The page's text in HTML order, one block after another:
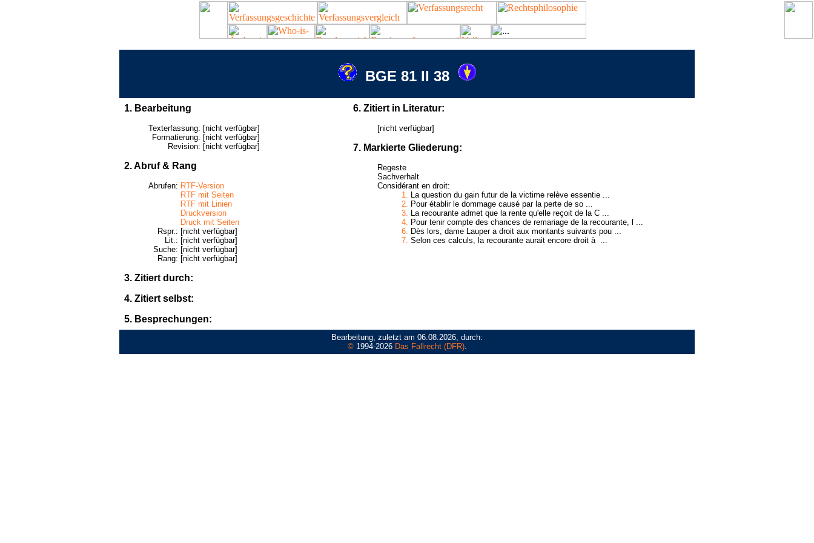
BGE 81 II 38
1. Bearbeitung
Texterfassung: [nicht verfügbar]
Formatierung: [nicht verfügbar]
Revision: [nicht verfügbar]
2. Abruf & Rang
Abrufen: RTF-Version
RTF mit Seiten
RTF mit Linien
Druckversion
Druck mit Seiten
Rspr.: [nicht verfügbar]
Lit.: [nicht verfügbar]
Suche: [nicht verfügbar]
Rang: [nicht verfügbar]
3. Zitiert durch:
4. Zitiert selbst:
5. Besprechungen:
6. Zitiert in Literatur:
[nicht verfügbar]
7. Markierte Gliederung:
Regeste
Sachverhalt
Considérant en droit:
1. La question du gain futur de la victime relève essentie ...
2. Pour établir le dommage causé par la perte de so ...
3. La recourante admet que la rente qu'elle reçoit de la C ...
4. Pour tenir compte des chances de remariage de la recourante, l ...
6. Dès lors, dame Lauper a droit aux montants suivants pou ...
7. Selon ces calculs, la recourante aurait encore droit à ...
Bearbeitung, zuletzt am 06.08.2026, durch:
©1994-2026 Das Fallrecht (DFR).